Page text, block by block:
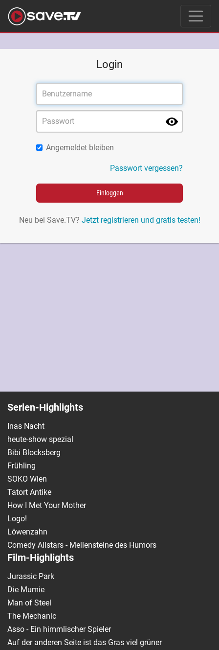
Login
Angemeldet bleiben
Passwort vergessen?
Einloggen
Neu bei Save.TV? Jetzt registrieren und gratis testen!
Serien-Highlights
Inas Nacht
heute-show spezial
Bibi Blocksberg
Frühling
SOKO Wien
Tatort Antike
How I Met Your Mother
Logo!
Löwenzahn
Comedy Allstars - Meilensteine des Humors
Film-Highlights
Jurassic Park
Die Mumie
Man of Steel
The Mechanic
Asso - Ein himmlischer Spieler
Auf der anderen Seite ist das Gras viel grüner